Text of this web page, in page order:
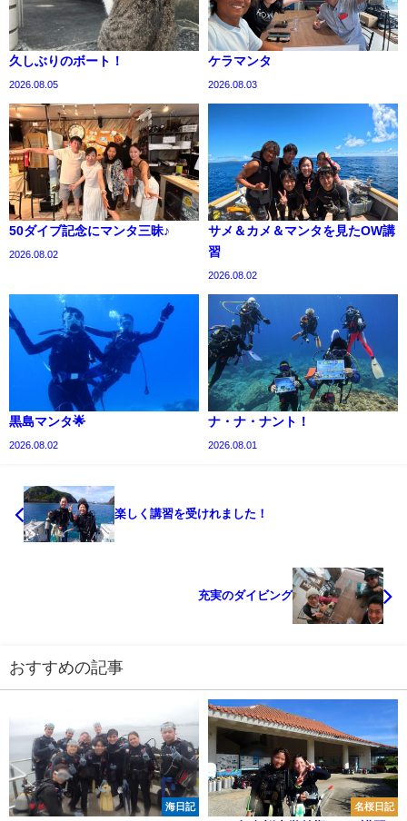
久しぶりのボート！
2026.08.05
ケラマンタ
2026.08.03
50ダイブ記念にマンタ三昧♪
2026.08.02
サメ＆カメ＆マンタを見たOW講
習
2026.08.02
黒島マンタ🌟
2026.08.02
ナ・ナ・ナント！
2026.08.01
楽しく講習を受けれました！
充実のダイビング
おすすめの記事
海日記 名桜日記